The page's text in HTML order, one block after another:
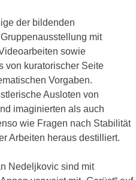
der bildenden
mit
sowie
von kuratorischer Seite
Vorgaben.
Ausloten von
imaginierten als auch
wie Fragen nach Stabilität
Arbeiten heraus destilliert.
Nedeljkovic sind mit